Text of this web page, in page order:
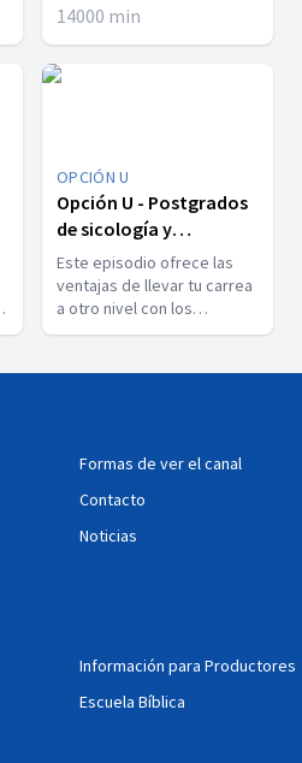
14000 min
OPCIÓN U
Opción U - Postgrados
de sicología y
enfermeria: vocación a
otro nivel
Este episodio ofrece las
ventajas de llevar tu carrea
a otro nivel con los
postgrado en sicología o
especializarte y marcar la
Formas de ver el canal
Contacto
Noticias
Información para Productores
Escuela Bíblica